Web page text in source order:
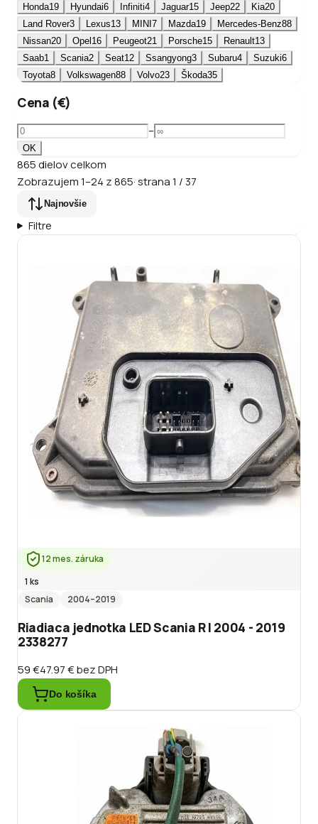
Honda19 Hyundai6 Infiniti4 Jaguar15 Jeep22 Kia20
Land Rover3 Lexus13 MINI 7 Mazda19 Mercedes-Benz88
Nissan20 Opel 16 Peugeot21 Porsche15 Renault13
Saab1 Scania2 Seat12 Ssangyong3 Subaru4 Suzuki6
Toyota8 Volkswagen88 Volvo23 Škoda35
Cena (€)
–
OK
865dielovcelkom
Zobrazujem1–24 z865·strana1 / 37
Najnovšie
Filtre
12 mes. záruka
1 ks
Scania
2004–2019
Riadiaca jednotka LED Scania R I 2004 - 2019
2338277
59 €47.97 €bez DPH
Do košíka